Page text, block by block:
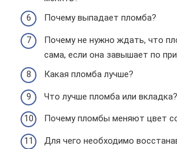
Почему выпадает пломба?
Почему не нужно ждать, что
сама, если она завышает по
Какая пломба лучше?
Что лучше пломба или вкладка?
Почему пломбы меняют цвет
Для чего необходимо